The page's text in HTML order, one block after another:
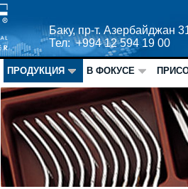
Баку, пр-т. Азербайджан
Тел: +994 12 594 19 00
ПРОДУКЦИЯ В ФОКУСЕ